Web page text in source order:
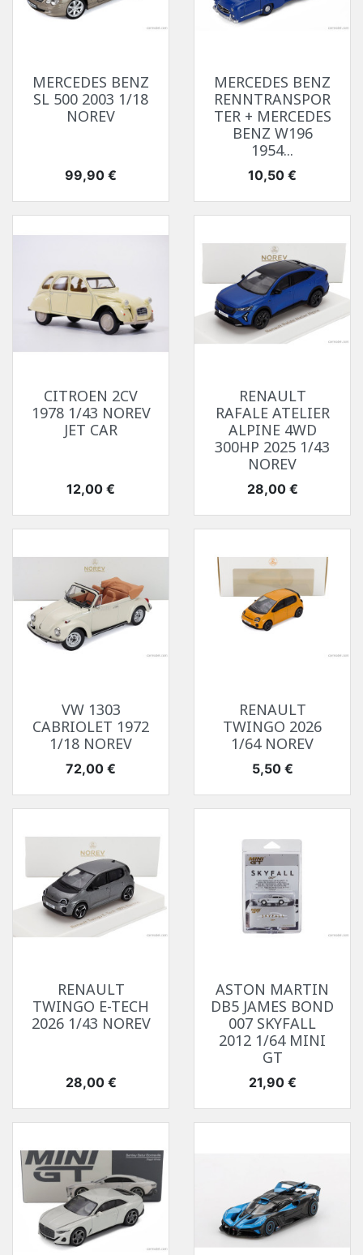
MERCEDES BENZ
SL 500 2003 1/18
NOREV
Prix
99,90 €
MERCEDES BENZ
RENNTRANSPOR
TER + MERCEDES
BENZ W196
1954...
Prix
10,50 €
CITROEN 2CV
1978 1/43 NOREV
JET CAR
Prix
12,00 €
RENAULT
RAFALE ATELIER
ALPINE 4WD
300HP 2025 1/43
NOREV
Prix
28,00 €
VW 1303
CABRIOLET 1972
1/18 NOREV
Prix
72,00 €
RENAULT
TWINGO 2026
1/64 NOREV
Prix
5,50 €
RENAULT
TWINGO E-TECH
2026 1/43 NOREV
Prix
28,00 €
ASTON MARTIN
DB5 JAMES BOND
007 SKYFALL
2012 1/64 MINI
GT
Prix
21,90 €